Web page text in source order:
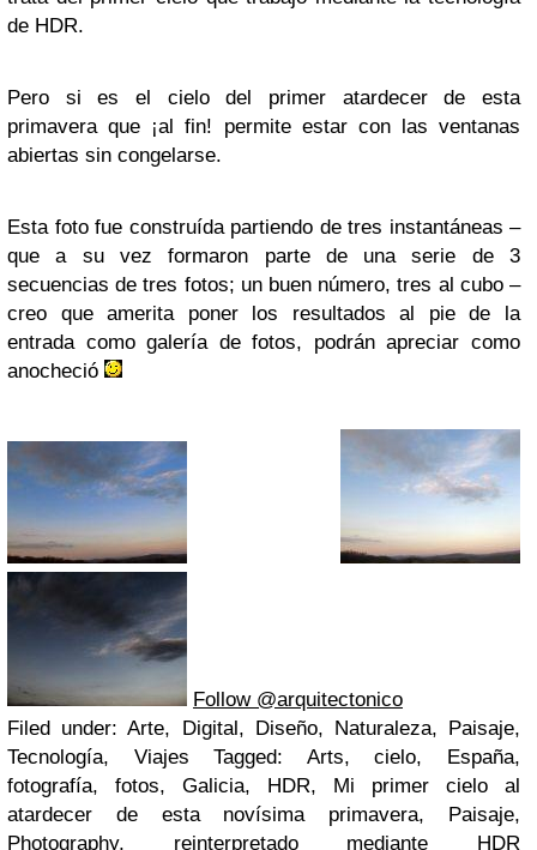
de HDR.
Pero si es el cielo del primer atardecer de esta
primavera que ¡al fin! permite estar con las ventanas
abiertas sin congelarse.
Esta foto fue construída partiendo de tres instantáneas –
que a su vez formaron parte de una serie de 3
secuencias de tres fotos; un buen número, tres al cubo –
creo que amerita poner los resultados al pie de la
entrada como galería de fotos, podrán apreciar como
anocheció
Follow @arquitectonico
Filed under: Arte, Digital, Diseño, Naturaleza, Paisaje,
Tecnología, Viajes Tagged: Arts, cielo, España,
fotografía, fotos, Galicia, HDR, Mi primer cielo al
atardecer de esta novísima primavera, Paisaje,
Photography, reinterpretado mediante HDR